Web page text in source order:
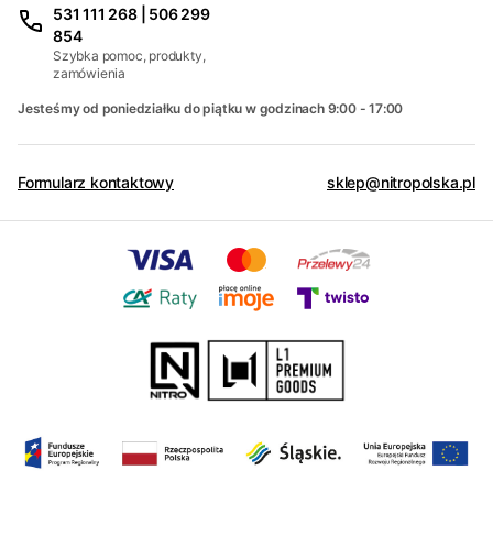
531 111 268 | 506 299
854
Szybka pomoc, produkty,
zamówienia
Jesteśmy od poniedziałku do piątku w godzinach 9:00 - 17:00
Formularz kontaktowy sklep@nitropolska.pl